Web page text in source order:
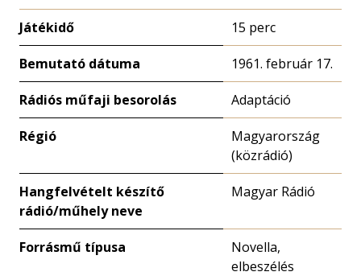
Játékidő 15 perc
Bemutató dátuma 1961. február 17.
Rádiós műfaji besorolás Adaptáció
Régió
Magyarország
(közrádió)
Hangfelvételt készítő
rádió/műhely neve
Magyar Rádió
Forrásmű típusa
Novella,
elbeszélés